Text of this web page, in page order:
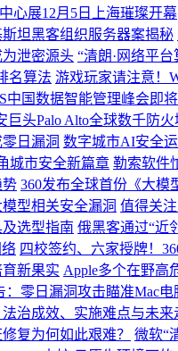
心展12月5日上海璀璨开幕
坦黑客组织服务器案揭秘
泄密源头 “清朗·网络平
名算法 游戏玩家请注意！
中国数据智能管理峰会即
巨头Palo Alto全球数千防火
日漏洞 数字城市AI安全
城市安全新篇章 勒索软件
势 360发布全球首份《大模
型相关安全漏洞 值得关
选型指南 俄黑客通过“近
四校签约、六家授牌！
新果实 Apple多个在野高
：零日漏洞攻击瞄准Mac电
治成效、实施难点与未来
复为何如此艰难？
微软“